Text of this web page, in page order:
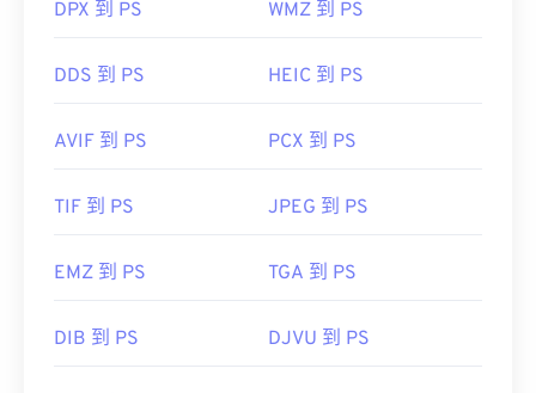
作為一種 RAW 檔案格式，CRW 可以轉換為多種不同
轉到 JPG或 來轉換您的 CRW 檔案。
首次發布：
1997 年 2 月 12 日
DPX 到 PS WMZ 到 PS
DDS 到 PS HEIC 到 PS
AVIF 到 PS PCX 到 PS
TIF 到 PS JPEG 到 PS
EMZ 到 PS TGA 到 PS
DIB 到 PS DJVU 到 PS